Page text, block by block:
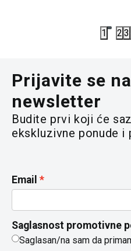
1 2 3
Prijavite se
newsletter
Budite prvi koji će
ekskluzivne ponude i
Email
Saglasnost promotivne
Saglasan/na sam da